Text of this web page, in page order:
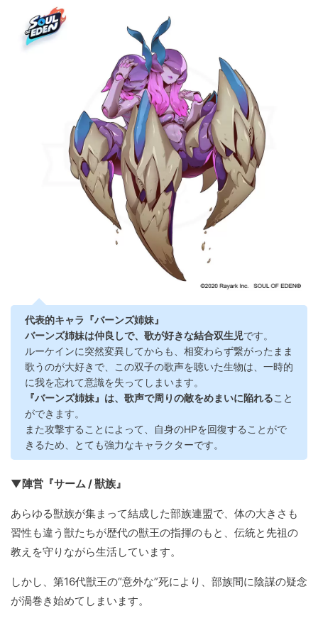
代表的キャラ『バーンズ姉妹』
バーンズ姉妹は仲良しで、歌が好きな結合双生児です。
ルーケインに突然変異してからも、相変わらず繋がったまま
歌うのが大好きで、この双子の歌声を聴いた生物は、一時的
に我を忘れて意識を失ってしまいます。
『バーンズ姉妹』は、歌声で周りの敵をめまいに陥れること
ができます。
また攻撃することによって、自身のHPを回復することがで
きるため、とても強力なキャラクターです。
▼陣営『サーム / 獣族』
あらゆる獣族が集まって結成した部族連盟で、体の大きさも
習性も違う獣たちが歴代の獣王の指揮のもと、伝統と先祖の
教えを守りながら生活しています。
しかし、第16代獣王の“意外な”死により、部族間に陰謀の疑念
が渦巻き始めてしまいます。